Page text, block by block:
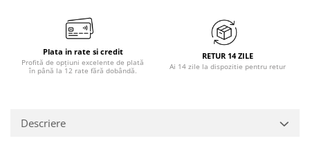
Plata in rate si credit
Profită de opțiuni excelente de plată
în până la 12 rate fără dobândă.
RETUR 14 ZILE
Ai 14 zile la dispozitie pentru retur
Descriere